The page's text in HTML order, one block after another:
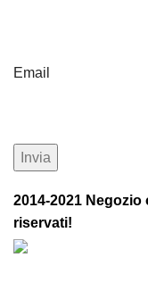
Email
2014-2021
riservati!